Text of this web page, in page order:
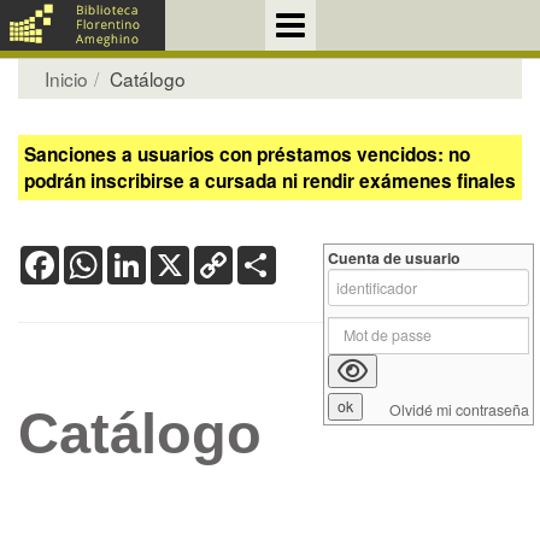
Inicio Catálogo
Sanciones a usuarios con préstamos vencidos: no
podrán inscribirse a cursada ni rendir exámenes finales
FacebookWhatsApp
LinkedIn
X Copy
Link
Catálogo
Cuenta de usuario
Olvidé mi contraseña